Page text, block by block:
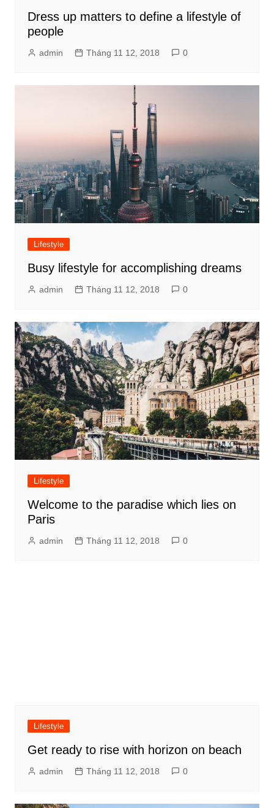
Dress up matters to define a lifestyle of
people
admin Tháng 11 12, 2018 0
Lifestyle
Busy lifestyle for accomplishing dreams
admin Tháng 11 12, 2018 0
Lifestyle
Welcome to the paradise which lies on
Paris
admin Tháng 11 12, 2018 0
Lifestyle
Get ready to rise with horizon on beach
admin Tháng 11 12, 2018 0